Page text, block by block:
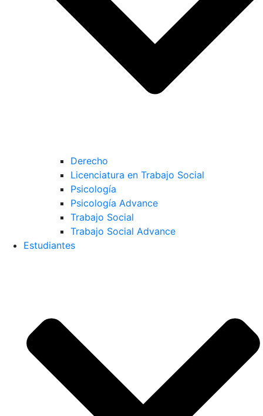
Derecho
Licenciatura en Trabajo Social
Psicología
Psicología Advance
Trabajo Social
Trabajo Social Advance
Estudiantes